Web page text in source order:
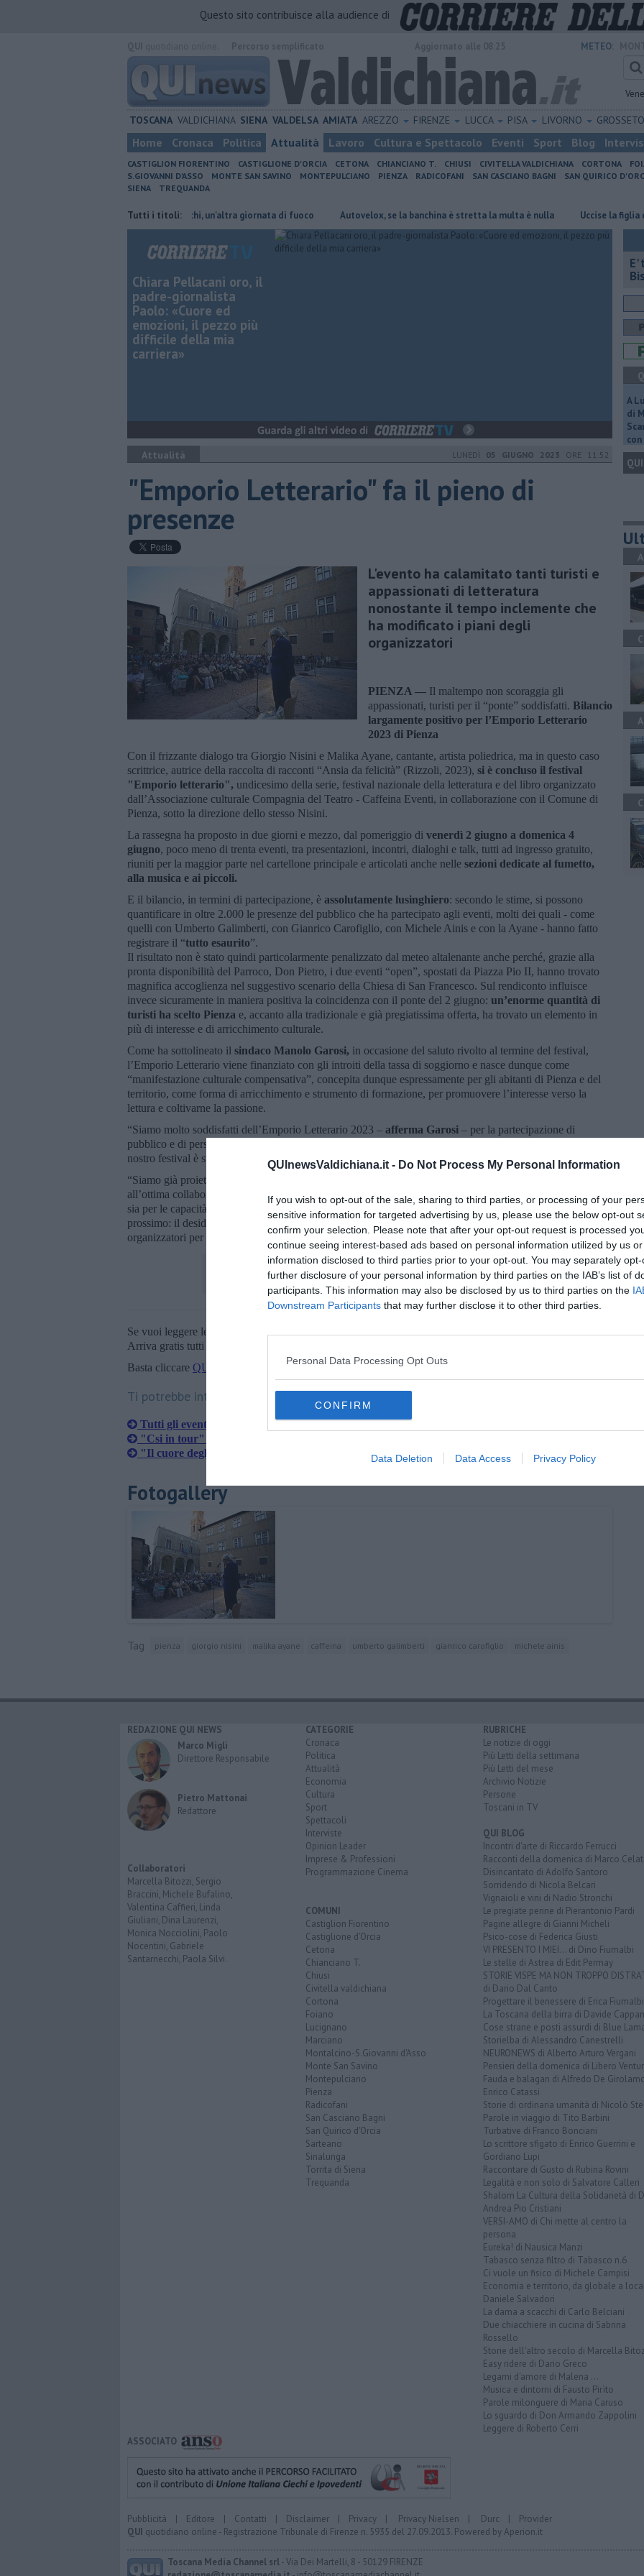
QUInewsValdichiana.it - Do Not Process My Personal Information
If you wish to opt-out of the sale, sharing to third parties, or processing of your
sensitive information for targeted advertising by us, please use the below opt-out
confirm your selection. Please note that after your opt-out request is processed
continue seeing interest-based ads based on personal information utilized by us
information disclosed to third parties prior to your opt-out. You may separately
further disclosure of your personal information by third parties on the IAB’s list of
participants. This information may also be disclosed by us to third parties on the
Downstream Participants that may further disclose it to other third parties.
Personal Data Processing Opt Outs
CONFIRM
Data Deletion Data Access Privacy Policy
Questo sito contribuisce alla audience di
METEO:
TOSCANA VALDICHIANA SIENA VALDELSA AMIATA AREZZO FIRENZE LUCCA PISA LIVORNO GROSSETO
Home Cronaca Politica Attualità Lavoro Cultura e Spettacolo Eventi Sport Blog
CASTIGLION FIORENTINO CASTIGLIONE D'ORCIA CETONA CHIANCIANO T. CHIUSI CIVITELLA VALDICHIANA CORTONA
S.GIOVANNI D'ASSO
MONTE SAN SAVINO MONTEPULCIANO PIENZA RADICOFANI SAN CASCIANO BAGNI SAN QUIRICO
SIENA
TREQUANDA
Tutti i titoli:
Incendi nei boschi, un'altra giornata di fuoco Autovelox, se la banchina è stretta la multa è nulla Uccise la figlia di 4
Chiara Pellacani oro, il
padre-giornalista
Paolo: «Cuore ed
emozioni, il pezzo più
difficile della mia
carriera»
Attualità LUNEDÌ 05 GIUGNO 2023 ORE 11:52
"Emporio Letterario" fa il pieno di
presenze
L'evento ha calamitato tanti turisti e
appassionati di letteratura
nonostante il tempo inclemente che
ha modificato i piani degli
organizzatori
PIENZA — Il maltempo non scoraggia gli
appassionati, turisti per il “ponte” soddisfatti. Bilancio
largamente positivo per l’Emporio Letterario
2023 di Pienza
Con il frizzante dialogo tra Giorgio Nisini e Malika Ayane, cantante, artista poliedrica, ma in questo caso
scrittrice, autrice della raccolta di racconti “Ansia da felicità” (Rizzoli, 2023), si è concluso il festival
"Emporio letterario", undicesimo della serie, festival nazionale della letteratura e del libro organizzato
dall’Associazione culturale Compagnia del Teatro - Caffeina Eventi, in collaborazione con il Comune di
Pienza, sotto la direzione dello stesso Nisini.
La rassegna ha proposto in due giorni e mezzo, dal pomeriggio di venerdì 2 giugno a domenica 4
giugno, poco meno di trenta eventi, tra presentazioni, incontri, dialoghi e talk, tutti ad ingresso gratuito,
riuniti per la maggior parte nel cartellone principale e articolati anche nelle sezioni dedicate al fumetto,
alla musica e ai piccoli.
E il bilancio, in termini di partecipazione, è assolutamente lusinghiero: secondo le stime, si possono
quantificare in oltre 2.000 le presenze del pubblico che ha partecipato agli eventi, molti dei quali - come
quelli con Umberto Galimberti, con Gianrico Carofiglio, con Michele Ainis e con la Ayane - hanno fatto
registrare il “tutto esaurito”.
Il risultato non è stato quindi particolarmente penalizzato dal meteo altalenante anche perché, grazie alla
pronta disponibilità del Parroco, Don Pietro, i due eventi “open”, spostati da Piazza Pio II, hanno trovato
magnifica accoglienza nel suggestivo scenario della Chiesa di San Francesco. Sul rendiconto influisce
invece sicuramente in maniera positiva la coincidenza con il ponte del 2 giugno: un’enorme quantità di
turisti ha scelto Pienza e, accanto alla tradizionale e già pregiatissima offerta, ha trovato un elemento in
più di interesse e di arricchimento culturale.
Come ha sottolineato il sindaco Manolo Garosi, in occasione del saluto rivolto al termine del festival,
l’Emporio Letterario viene finanziato con gli introiti della tassa di soggiorno e nasce dunque come
“manifestazione culturale compensativa”, concepita dunque espressamente per gli abitanti di Pienza e del
territorio, come forma di arricchimento e strumento di formazione, per promuovere l’interesse verso la
lettura e coltivarne la passione.
“Siamo molto soddisfatti dell’Emporio Letterario 2023 – afferma Garosi – per la partecipazione di
pubblico e di personaggi e per il contributo che dà al panorama culturale e librario nazionale: non a caso il
nostro festival è stato citato nel recente Salone internazionale del Libro di Torino”.
“Siamo già proiettati verso l’Emporio Letterario 2024 – conclude il
all’ottima collaborazione con lo staff di Caffeina Eventi che si distingue sia per la competenza specialistica
sia per le capacità e la flessibilità tecnica e organizzativa. Diamo quindi a tutti appuntamento all’anno
prossimo: il desiderio di questa Amministrazione Comunale è di poter collaborare ancora con gli
organizzatori per la dodicesima edizione”.
Se vuoi leggere le notizie principali della Toscana iscriviti alla
Arriva gratis tutti i giorni alle 20:00 direttamente nella tua casella di posta.
Basta cliccare QUI
Ti potrebbe interessare anche:
Tutti gli eventi del weekend in provincia di Siena
"Csi in tour" torna in città
"Il cuore degli artigiani" arriva in Fortezza
Fotogallery
Tag pienza giorgio nisini malika ayane caffeina umberto galimberti gianrico carofiglio michele ainis
E'
A
di
QUI
REDAZIONE QUI NEWS
Marco Migli
Direttore Responsabile
Pietro Mattonai
Redattore
Collaboratori
Marcella Bitozzi, Sergio
Braccini, Michele Bufalino,
Valentina Caffieri, Linda
Giuliani, Dina Laurenzi,
Monica Nocciolini, Paolo
Nocentini, Gabriele
Santarnecchi, Paola Silvi.
CATEGORIE
Cronaca
Politica
Attualità
Economia
Cultura
Sport
Spettacoli
Interviste
Opinion Leader
Imprese & Professioni
Programmazione Cinema
COMUNI
Castiglion Fiorentino
Castiglione d'Orcia
Cetona
Chianciano T.
Chiusi
Civitella valdichiana
Cortona
Foiano
Lucignano
Marciano
Montalcino-S.Giovanni d'Asso
Monte San Savino
Montepulciano
Pienza
Radicofani
San Casciano Bagni
San Quirico d'Orcia
Sarteano
Sinalunga
Torrita di Siena
Trequanda
RUBRICHE
Le notizie di oggi
Più Letti della settimana
Più Letti del mese
Archivio Notizie
Persone
Toscani in TV
QUI BLOG
Incontri d'arte di Riccardo Ferrucci
Racconti della domenica di Marco Celati
Disincantato di Adolfo Santoro
Sorridendo di Nicola Belcari
Vignaioli e vini di Nadio Stronchi
Le pregiate penne di Pierantonio Pardi
Pagine allegre di Gianni Micheli
Psico-cose di Federica Giusti
VI PRESENTO I MIEI... di Dino Fiumalbi
Le stelle di Astrea di Edit Permay
STORIE VISPE MA NON TROPPO
di Dario Dal Canto
Progettare il benessere di Erica Fiumalbi
La Toscana della birra di Davide
Cose strane e posti assurdi di Blue
Storielba di Alessandro Canestrelli
NEURONEWS di Alberto Arturo Vergani
Pensieri della domenica di Libero
Fauda e balagan di Alfredo De
Enrico Catassi
Storie di ordinaria umanità di Nicolò
Parole in viaggio di Tito Barbini
Turbative di Franco Bonciani
Lo scrittore sfigato di Enrico Guerrini e
Gordiano Lupi
Raccontare di Gusto di Rubina Rovini
Legalità e non solo di Salvatore Calleri
Shalom La Cultura della Solidarietà di
Andrea Pio Cristiani
VERSI-AMO di Chi mette al centro la
persona
Eureka! di Nausica Manzi
Tabasco senza filtro di Tabasco n.6
Ci vuole un fisico di Michele Campisi
Economia e territorio, da globale a
Daniele Salvadori
La dama a scacchi di Carlo Belciani
Due chiacchiere in cucina di Sabrina
Rossello
Storie dell'altro secolo di Marcella
Easy ridere di Dario Greco
Legami d'amore di Malena ...
Musica e dintorni di Fausto Pirìto
Parole milonguere di Maria Caruso
Lo sguardo di Don Armando Zappolini
Leggere di Roberto Cerri
ASSOCIATO
Pubblicità | Editore | Contatti | Disclaimer | Privacy | Privacy Nielsen | Durc | Provider
QUI quotidiano online - Registrazione Tribunale di Firenze n. 5935 del 27.09.2013. Powered byAperion.it
Toscana Media Channel srl- Via Dei Martelli, 8 - 50129 FIRENZE